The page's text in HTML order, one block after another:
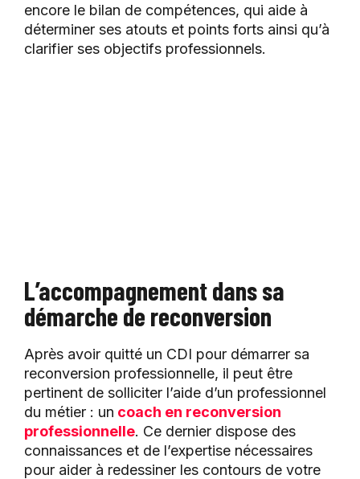
encore le bilan de compétences, qui aide à
déterminer ses atouts et points forts ainsi qu’à
clarifier ses objectifs professionnels.
L’accompagnement dans sa
démarche de reconversion
Après avoir quitté un CDI pour démarrer sa
reconversion professionnelle, il peut être
pertinent de solliciter l’aide d’un professionnel
du métier : un coach en reconversion
professionnelle. Ce dernier dispose des
connaissances et de l’expertise nécessaires
pour aider à redessiner les contours de votre